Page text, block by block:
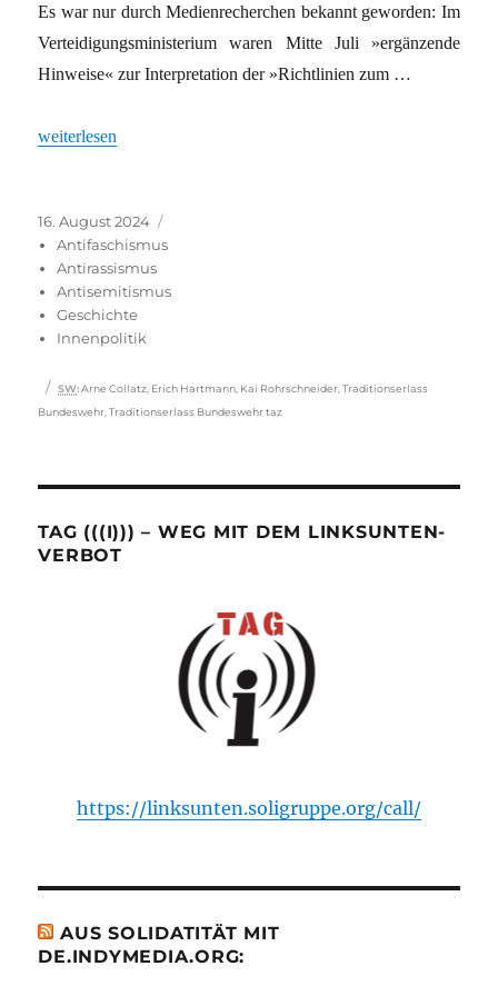
Es war nur durch Medienrecherchen bekannt geworden: Im
Verteidigungsministerium waren Mitte Juli »ergänzende
Hinweise« zur Interpretation der »Richtlinien zum …
„Bundeswehr: Doch keine Wehrmachtsgrößen als Vorbilder“
weiterlesen
Veröffentlicht
am
16. August 2024
Antifaschismus
Antirassismus
Antisemitismus
Geschichte
Innenpolitik
Schlagwörter
SW: Arne Collatz Erich Hartmann Kai Rohrschneider ,Traditionserlass
Bundeswehr ,Traditionserlass Bundeswehr taz
TAG (((I))) – WEG MIT DEM LINKSUNTEN-
VERBOT
https://linksunten.soligruppe.org/call/
AUS SOLIDATITÄT MIT
DE.INDYMEDIA.ORG: